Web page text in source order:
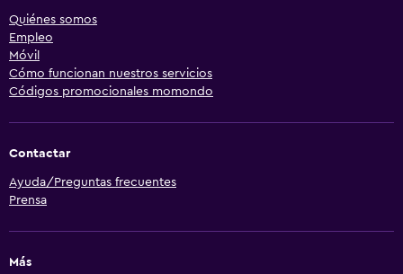
Quiénes somos
Empleo
Móvil
Cómo funcionan nuestros servicios
Códigos promocionales momondo
Contactar
Ayuda/Preguntas frecuentes
Prensa
Más